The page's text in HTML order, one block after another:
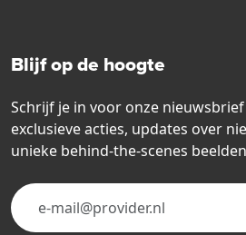
Blijf op de hoogte
Schrijf je in voor onze
exclusieve acties, updates over
unieke behind-the-scenes